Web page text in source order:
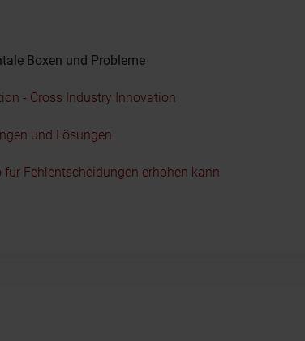
Boxen und Probleme
- Cross Industry Innovation
und Lösungen
Fehlentscheidungen erhöhen kann